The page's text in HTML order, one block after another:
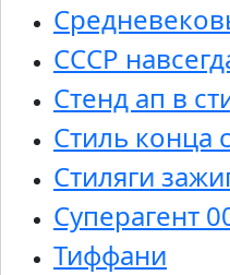
СССР
Стенд ап в
Стиль конца
Стиляги
Суперагент
Тиффани